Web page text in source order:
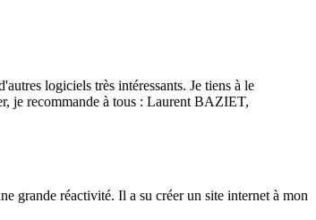
logiciels très intéressants. Je tiens à le
je recommande à tous : Laurent BAZIET,
grande réactivité. Il a su créer un site internet à mon